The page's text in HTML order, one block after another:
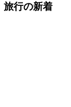
旅行の新着